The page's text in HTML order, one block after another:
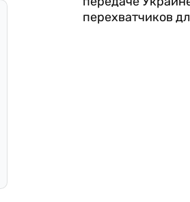
перехватчиков